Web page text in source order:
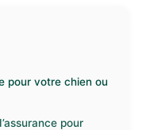
pour votre chien ou
pour